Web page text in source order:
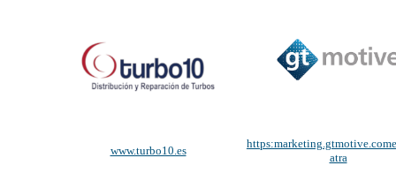
www.turbo10.es
atra